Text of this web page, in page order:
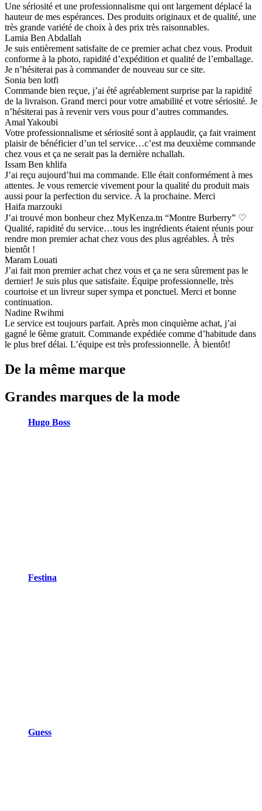
Une sériosité et une professionnalisme qui ont largement déplacé la
hauteur de mes espérances. Des produits originaux et de qualité, une
très grande variété de choix à des prix très raisonnables.
Lamia Ben Abdallah
Je suis entièrement satisfaite de ce premier achat chez vous. Produit
conforme à la photo, rapidité d’expédition et qualité de l’emballage.
Je n’hésiterai pas à commander de nouveau sur ce site.
Sonia ben lotfi
Commande bien reçue, j’ai été agréablement surprise par la rapidité
de la livraison. Grand merci pour votre amabilité et votre sériosité. Je
n’hésiterai pas à revenir vers vous pour d’autres commandes.
Amal Yakoubi
Votre professionnalisme et sériosité sont à applaudir, ça fait vraiment
plaisir de bénéficier d’un tel service…c’est ma deuxième commande
chez vous et ça ne serait pas la dernière nchallah.
Issam Ben khlifa
J’ai reçu aujourd’hui ma commande. Elle était conformément à mes
attentes. Je vous remercie vivement pour la qualité du produit mais
aussi pour la perfection du service. À la prochaine. Merci
Haifa marzouki
J’ai trouvé mon bonheur chez MyKenza.tn “Montre Burberry” ♡
Qualité, rapidité du service…tous les ingrédients étaient réunis pour
rendre mon premier achat chez vous des plus agréables. À très
bientôt !
Maram Louati
J’ai fait mon premier achat chez vous et ça ne sera sûrement pas le
dernier! Je suis plus que satisfaite. Équipe professionnelle, très
courtoise et un livreur super sympa et ponctuel. Merci et bonne
continuation.
Nadine Rwihmi
Le service est toujours parfait. Après mon cinquième achat, j’ai
gagné le 6ème gratuit. Commande expédiée comme d’habitude dans
le plus bref délai. L’équipe est très professionnelle. À bientôt!
De la même marque
Grandes marques de la mode
Hugo Boss
Festina
Guess